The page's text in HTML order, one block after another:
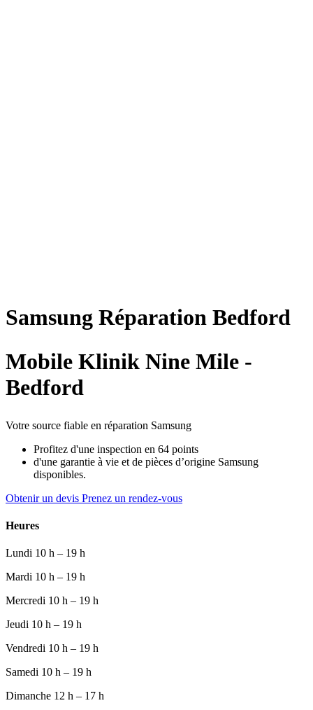
Samsung Réparation Bedford
Mobile Klinik Nine Mile -
Bedford
Votre source fiable en réparation Samsung
Profitez d'une inspection en 64 points
d'une garantie à vie et de pièces d’origine Samsung
disponibles.
Obtenir un devis Prenez un rendez-vous
Heures
Lundi 10 h – 19 h
Mardi 10 h – 19 h
Mercredi 10 h – 19 h
Jeudi 10 h – 19 h
Vendredi 10 h – 19 h
Samedi 10 h – 19 h
Dimanche 12 h – 17 h